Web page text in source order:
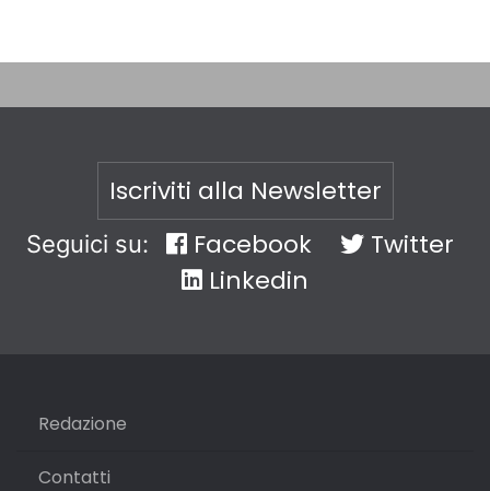
Iscriviti alla Newsletter
Seguici su: Facebook
Twitter
Linkedin
Redazione
Contatti